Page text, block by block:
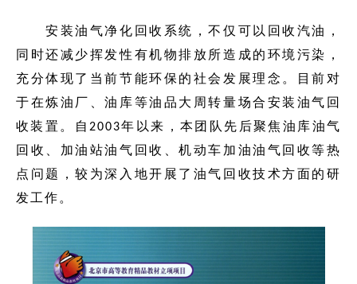
安装油气净化回收系统，不仅可以回收汽油，
同时还减少挥发性有机物排放所造成的环境污染，
充分体现了当前节能环保的社会发展理念。目前对
于在炼油厂、油库等油品大周转量场合安装油气回
收装置。自2003年以来，本团队先后聚焦油库油气
回收、加油站油气回收、机动车加油油气回收等热
点问题，较为深入地开展了油气回收技术方面的研
发工作。